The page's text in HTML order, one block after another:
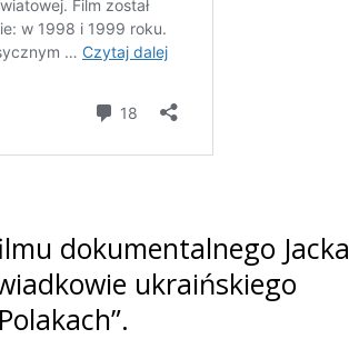
dokumentalnego Jacka
ukraińskiego